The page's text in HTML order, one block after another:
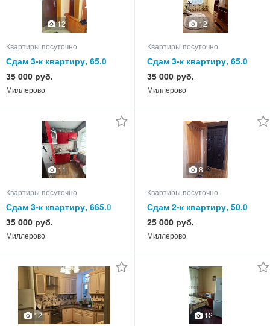
12
Квартиры посуточно
Сдам 3-к квартиру, 65.0
кв.м, этаж 4 из 5
35 000 руб.
Миллерово
12
Квартиры посуточно
Сдам 3-к квартиру, 65.0
кв.м, этаж 3 из 3
35 000 руб.
Миллерово
11
Квартиры посуточно
Сдам 3-к квартиру, 665.0
кв.м, этаж 5 из 5
35 000 руб.
Миллерово
8
Квартиры посуточно
Сдам 2-к квартиру, 50.0
кв.м, этаж 5 из 5
25 000 руб.
Миллерово
12 12